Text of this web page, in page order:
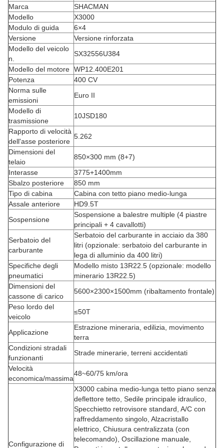
Marca
SHACMAN
Modello
X3000
Modulo di guida
6×4
Versione
Versione rinforzata
Modello del veicolo
n.
SX32556U384
Modello del motore WP12.400E201
Potenza
400 CV
Norma sulle
emissioni
Euro II
Modello di
trasmissione
10JSD180
Rapporto di velocità
dell'asse posteriore
5.262
Dimensioni del
telaio
850×300 mm (8+7)
Interasse
3775+1400mm
Sbalzo posteriore
850 mm
Tipo di cabina
Cabina con tetto piano medio-lunga
Assale anteriore
HD9.5T
Sospensione
Sospensione a balestre multiple (4 piastre
principali + 4 cavallotti)
Serbatoio del
carburante
Serbatoio del carburante in acciaio da 380
litri (opzionale: serbatoio del carburante in
lega di alluminio da 400 litri)
Specifiche degli
pneumatici
Modello misto 13R22.5 (opzionale: modello
minerario 13R22.5)
Dimensioni del
cassone di carico
5600×2300×1500mm (ribaltamento frontale)
Peso lordo del
veicolo
≤50T
Applicazione
Estrazione mineraria, edilizia, movimento
terra
Condizioni stradali
funzionanti
Strade minerarie, terreni accidentati
Velocità
economica/massima
48~60/75 km/ora
Configurazione di
X3000 cabina medio-lunga tetto piano senza
deflettore tetto, Sedile principale idraulico,
Specchietto retrovisore standard, A/C con
raffreddamento singolo, Alzacristallo
elettrico, Chiusura centralizzata (con
telecomando), Oscillazione manuale,